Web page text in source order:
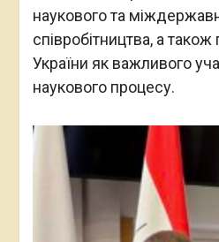
наукового та
співробітництва, а також
України як важливого
наукового процесу.